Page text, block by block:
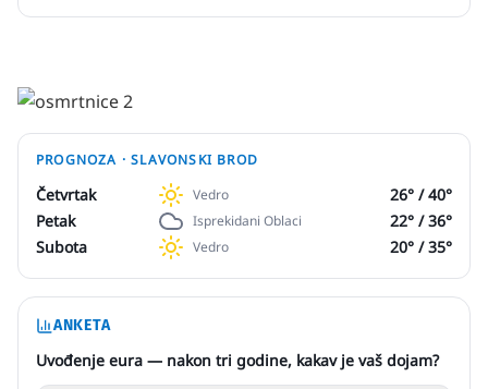
PROGNOZA ·SLAVONSKI BROD
Četvrtak Vedro 26° /40°
Petak
Isprekidani Oblaci 22° /36°
Subota
Vedro 20° /35°
ANKETA
Uvođenje eura — nakon tri godine, kakav je vaš dojam?